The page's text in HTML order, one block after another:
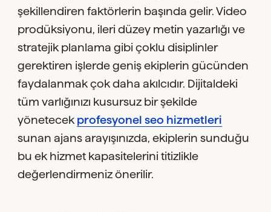
şekillendiren faktörlerin başında gelir. Video
prodüksiyonu, ileri düzey metin yazarlığı ve
stratejik planlama gibi çoklu disiplinler
gerektiren işlerde geniş ekiplerin gücünden
faydalanmak çok daha akılcıdır. Dijitaldeki
tüm varlığınızı kusursuz bir şekilde
yönetecek profesyonel seo hizmetleri
sunan ajans arayışınızda, ekiplerin sunduğu
bu ek hizmet kapasitelerini titizlikle
değerlendirmeniz önerilir.